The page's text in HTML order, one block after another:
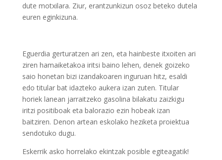
dute motxilara. Ziur, erantzunkizun osoz beteko dutela
euren eginkizuna.
Eguerdia gerturatzen ari zen, eta hainbeste itxoiten ari
ziren hamaiketakoa iritsi baino lehen, denek goizeko
saio honetan bizi izandakoaren inguruan hitz, esaldi
edo titular bat idazteko aukera izan zuten. Titular
horiek lanean jarraitzeko gasolina bilakatu zaizkigu
iritzi positiboak eta balorazio ezin hobeak izan
baitziren. Denon artean eskolako heziketa proiektua
sendotuko dugu.
Eskerrik asko horrelako ekintzak posible egiteagatik!